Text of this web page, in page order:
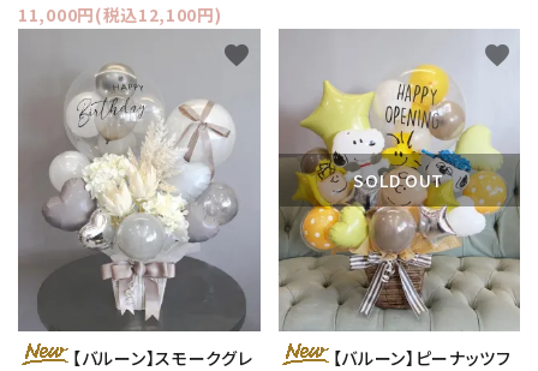
11,000円(税込12,100円)
【バルーン】スモークグレ
favorite
SOLD OUT
【バルーン】ピーナッツフ
favorite